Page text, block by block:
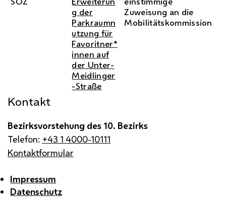
g der
Parkraumn
utzung für
Favoritner*
innen auf
der Unter-
Meidlinger
-Straße
Zuweisung an die
Mobilitätskommission
Kontakt
Bezirksvorstehung des 10. Bezirks
Telefon: +43 1 4000-10111
Kontaktformular
Impressum
Datenschutz